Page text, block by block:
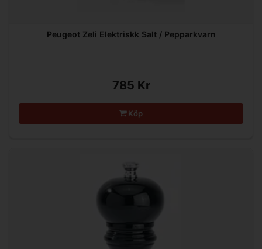
Peugeot Zeli Elektriskk Salt / Pepparkvarn
785 Kr
Köp